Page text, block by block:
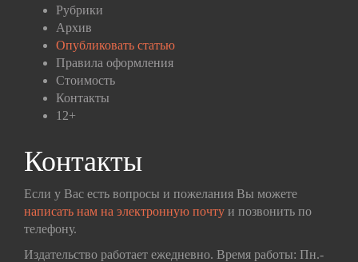
Рубрики
Архив
Опубликовать статью
Правила оформления
Стоимость
Контакты
12+
Контакты
Если у Вас есть вопросы и пожелания Вы можете
написать нам на электронную почту и позвонить по
телефону.
Издательство работает ежедневно. Время работы: Пн.-